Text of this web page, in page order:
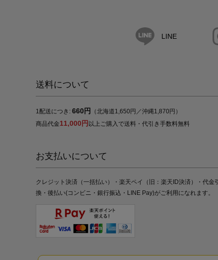
LINE
送料について
1配送につき: 660円
（北海道1,650円／沖縄1,870円）
商品代金11,000円 以上ご購入で送料・代引き手数料無料
お支払いについて
クレジット決済（一括払い）・楽天ペイ（旧：楽天ID決済）・代金引
換・後払い(コンビニ・銀行振込・LINE Pay)がご利用になれます。